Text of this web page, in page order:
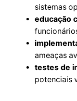
sistemas
educação
ameaças
testes de
potenciais